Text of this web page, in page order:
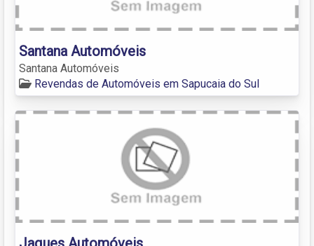
Santana Automóveis
Santana Automóveis
Revendas de Automóveis em Sapucaia do Sul